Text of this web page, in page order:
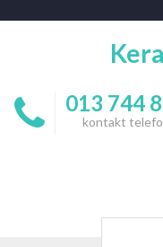
013 744
kontakt